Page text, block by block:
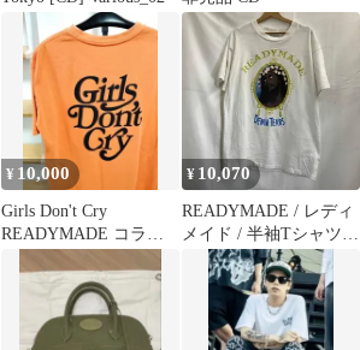
¥ 10,000
Girls Don't Cry
READYMADE コラボ T
¥ 10,070
READYMADE / レディ
メイド / 半袖Tシャツ /
RE-DT-WH-00-00-12 /
サイズL / ホワイト